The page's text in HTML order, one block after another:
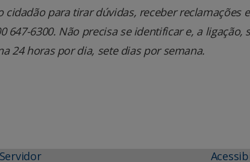
para tirar dúvidas, receber reclamações e
6300. Não precisa se identificar e, a ligação,
24 horas por dia, sete dias por semana.